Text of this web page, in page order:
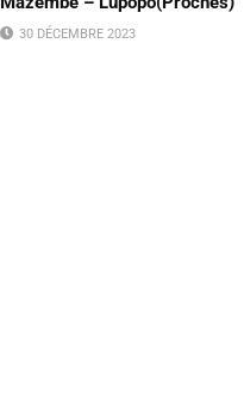
30 DÉCEMBRE 2023